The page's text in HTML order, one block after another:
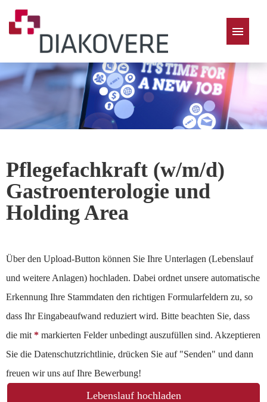
Deutsch
Pflegefachkraft (w/m/d)
Gastroenterologie und
Holding Area
Über den Upload-Button können Sie Ihre Unterlagen (Lebenslauf
und weitere Anlagen) hochladen. Dabei ordnet unsere automatische
Erkennung Ihre Stammdaten den richtigen Formularfeldern zu, so
dass Ihr Eingabeaufwand reduziert wird. Bitte beachten Sie, dass
die mit * markierten Felder unbedingt auszufüllen sind. Akzeptieren
Sie die Datenschutzrichtlinie, drücken Sie auf "Senden" und dann
freuen wir uns auf Ihre Bewerbung!
Lebenslauf hochladen